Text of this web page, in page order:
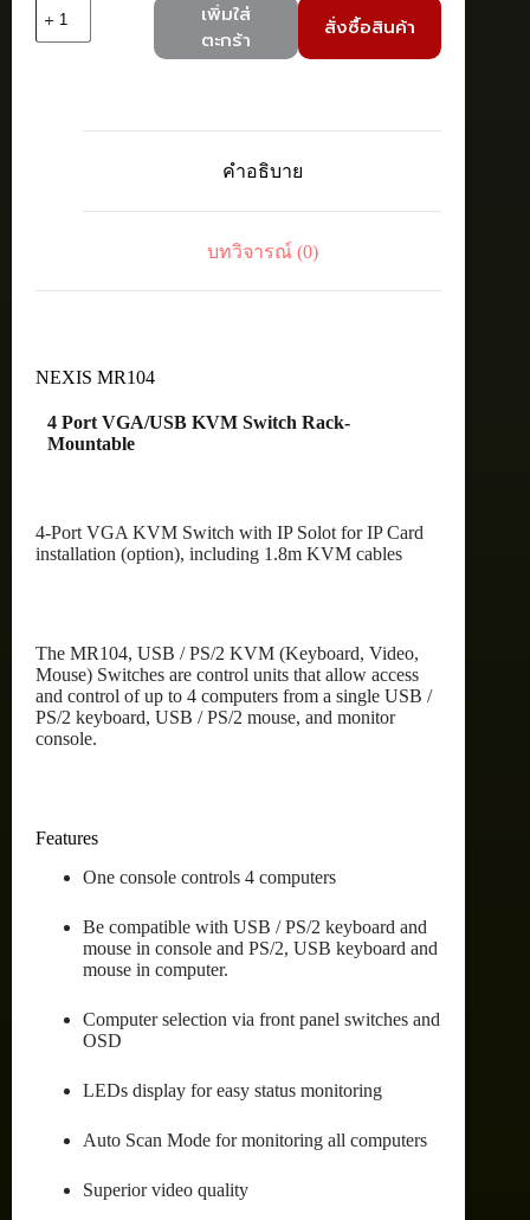
NEXIS
เพิ่มใส่
ตะกร้า
สั่งซื้อสินค้า
คำอธิบาย
บทวิจารณ์ (0)
NEXIS MR104
4 Port VGA/USB KVM Switch Rack-
Mountable
4-Port VGA KVM Switch with IP Solot for IP Card
installation (option), including 1.8m KVM cables
The MR104, USB / PS/2 KVM (Keyboard, Video,
Mouse) Switches are control units that allow access
and control of up to 4 computers from a single USB /
PS/2 keyboard, USB / PS/2 mouse, and monitor
console.
Features
One console controls 4 computers
Be compatible with USB / PS/2 keyboard and
mouse in console and PS/2, USB keyboard and
mouse in computer.
Computer selection via front panel switches and
OSD
LEDs display for easy status monitoring
Auto Scan Mode for monitoring all computers
Superior video quality